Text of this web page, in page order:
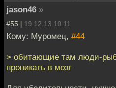
jason46 »
#55 | 19.12.13 10:11
Кому: Муромец, #44
> обитающие там люди-
проникать в мозг